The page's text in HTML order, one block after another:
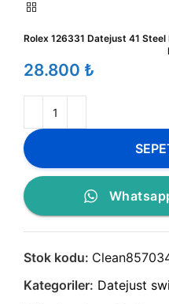
Rolex 126331 Datejust 41
₺
Stok kodu:
Kategoriler: Datejust